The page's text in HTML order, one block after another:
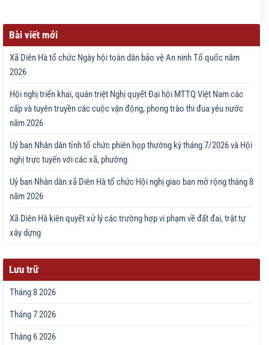
Bài viết mới
Xã Diên Hà tổ chức Ngày hội toàn dân bảo vệ An ninh Tổ quốc năm
2026
Hội nghị triển khai, quán triệt Nghị quyết Đại hội MTTQ Việt Nam các
cấp và tuyên truyền các cuộc vận động, phong trào thi đua yêu nước
năm 2026
Uỷ ban Nhân dân tỉnh tổ chức phiên họp thường kỳ tháng 7/2026 và Hội
nghị trực tuyến với các xã, phường
Uỷ ban Nhân dân xã Diên Hà tổ chức Hội nghị giao ban mở rộng tháng 8
năm 2026
Xã Diên Hà kiên quyết xử lý các trường hợp vi phạm về đất đai, trật tự
xây dựng
Lưu trữ
Tháng 8 2026
Tháng 7 2026
Tháng 6 2026